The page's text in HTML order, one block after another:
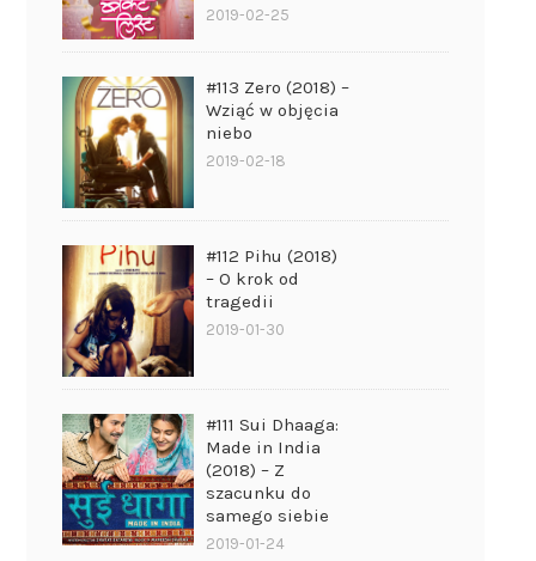
2019-02-25
#113 Zero (2018) –
Wziąć w objęcia
niebo
2019-02-18
#112 Pihu (2018)
– O krok od
tragedii
2019-01-30
#111 Sui Dhaaga:
Made in India
(2018) – Z
szacunku do
samego siebie
2019-01-24